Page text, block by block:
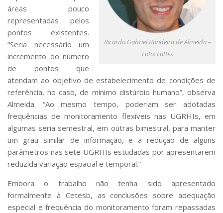
Ricardo Gabriel Bandeira de Almeida –
Foto: Lattes
áreas pouco
representadas pelos
pontos existentes.
“Seria necessário um
incremento do número
de pontos que
atendam ao objetivo de estabelecimento de condições de
referência, no caso, de mínimo distúrbio humano”, observa
Almeida. “Ao mesmo tempo, poderiam ser adotadas
frequências de monitoramento flexíveis nas UGRHIs, em
algumas seria semestral, em outras bimestral, para manter
um grau similar de informação, e a redução de alguns
parâmetros nas sete UGRHIs estudadas por apresentarem
reduzida variação espacial e temporal.”
Embora o trabalho não tenha sido apresentado
formalmente à Cetesb, as conclusões sobre adequação
especial e frequência do monitoramento foram repassadas